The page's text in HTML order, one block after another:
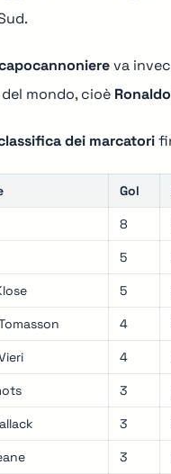
va
mondo, cioè
dei marcatori
Gol
8
5
5
4
4
3
3
3